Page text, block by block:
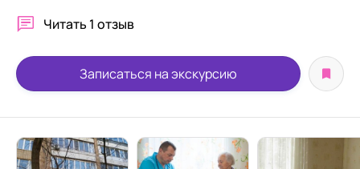
Читать 1 отзыв
Записаться на экскурсию